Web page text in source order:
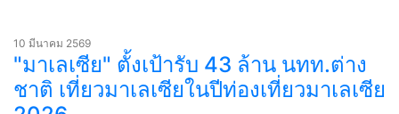
10 มีนาคม 2569
"มาเลเซีย" ตั้งเป้ารับ 43 ล้าน นทท.ต่าง
ชาติ เที่ยวมาเลเซียในปีท่องเที่ยวมาเลเซีย